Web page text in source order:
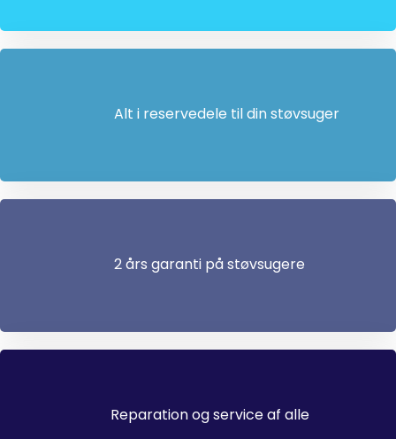
Alt i reservedele til din støvsuger
2 års garanti på støvsugere
Reparation og service af alle